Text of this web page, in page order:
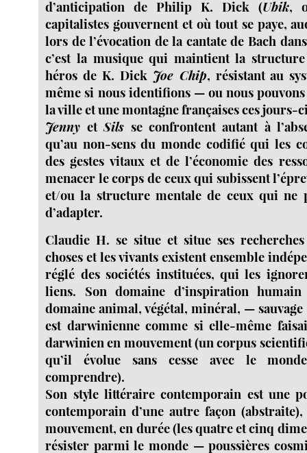
d’anticipation de Philip K. Dick (Ubik,
capitalistes gouvernent et où tout se paye,
lors de l’évocation de la cantate de Bach
c’est la musique qui maintient la
héros de K. Dick Joe Chip, résistant au
même si nous identifions — ou nous
la ville et une montagne françaises ces jours-
Jenny etSils se confrontent autant à
qu’au non-sens du monde codifié qui les
des gestes vitaux et de l’économie des
menacer le corps de ceux qui subissent
et/ou la structure mentale de ceux qui ne
d’adapter.
Claudie H. se situe et situe ses
choses et les vivants existent ensemble
réglé des sociétés instituées, qui les
liens. Son domaine d’inspiration
domaine animal, végétal, minéral, —
est darwinienne comme si elle-même
darwinien en mouvement (un corpus
qu’il évolue sans cesse avec le
comprendre).
Son style littéraire contemporain est une
contemporain d’une autre façon
mouvement, en durée (les quatre et cinq
résister parmi le monde — poussières